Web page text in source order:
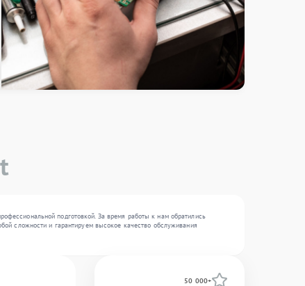
подготовкой. За время работы к нам обратились
сложности и гарантируем высокое качество обслуживания
50 000+